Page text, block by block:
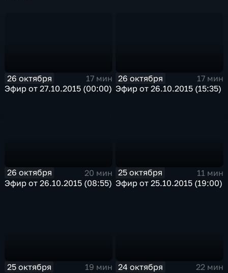
26 октября
17 мин
Эфир от 27.10.2015 (00:00)
26 октября
17 мин
Эфир от 26.10.2015 (15:35)
26 октября
20 мин
Эфир от 26.10.2015 (08:55)
25 октября
11 мин
Эфир от 25.10.2015 (19:00)
25 октября
19 мин
24 октября
22 мин